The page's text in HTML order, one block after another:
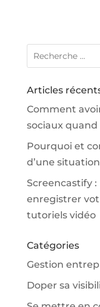
Articles
Comment
sociaux quand
Pourquoi et
d’une
Screencastify :
enregistrer
tutoriels vidéo
Catégories
Gestion
Doper sa